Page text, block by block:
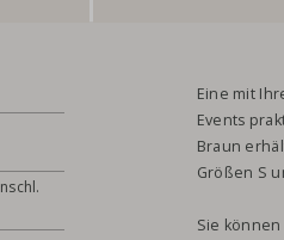
Eine mit
Events
Braun
Größen S
Sie